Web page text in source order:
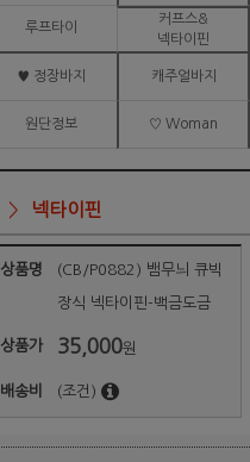
루프타이
커프스&
넥타이핀
♥ 정장바지 캐주얼바지
원단정보 ♡ Woman
넥타이핀
상품명 (CB/P0882) 뱀무늬 큐빅
장식 넥타이핀-백금도금
상품가 35,000원
배송비 (조건)